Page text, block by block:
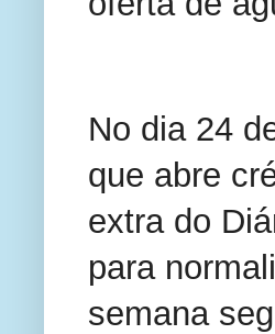
No dia 24
que abre
extra do
para
semana